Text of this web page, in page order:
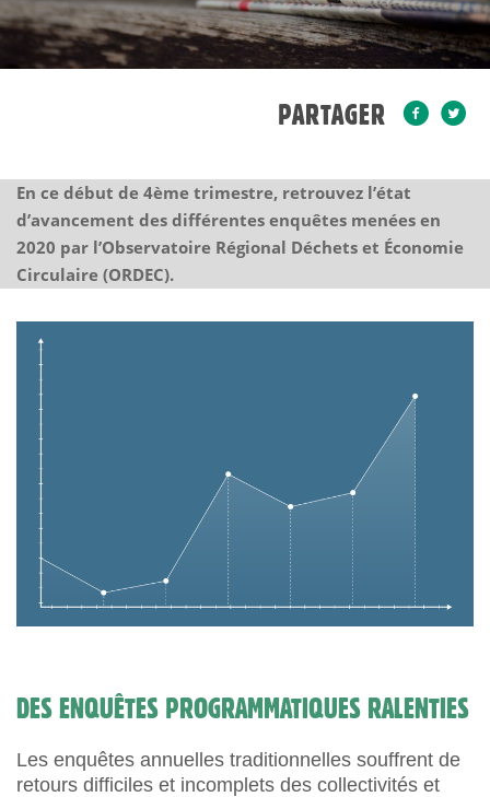
PARTAGER
En ce début de 4ème trimestre, retrouvez l’état
d’avancement des différentes enquêtes menées en
2020 par l’Observatoire Régional Déchets et Économie
Circulaire (ORDEC).
DES ENQUÊTES PROGRAMMATIQUES RALENTIES
Les enquêtes annuelles traditionnelles souffrent de
retours difficiles et incomplets des collectivités et